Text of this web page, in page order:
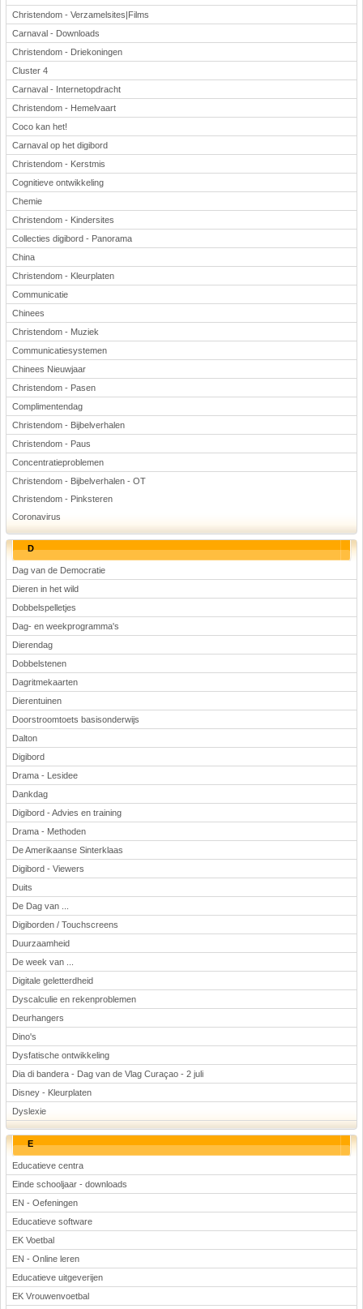
Christendom - Verzamelsites|Films
Carnaval - Downloads
Christendom - Driekoningen
Cluster 4
Carnaval - Internetopdracht
Christendom - Hemelvaart
Coco kan het!
Carnaval op het digibord
Christendom - Kerstmis
Cognitieve ontwikkeling
Chemie
Christendom - Kindersites
Collecties digibord - Panorama
China
Christendom - Kleurplaten
Communicatie
Chinees
Christendom - Muziek
Communicatiesystemen
Chinees Nieuwjaar
Christendom - Pasen
Complimentendag
Christendom - Bijbelverhalen
Christendom - Paus
Concentratieproblemen
Christendom - Bijbelverhalen - OT
Christendom - Pinksteren
Coronavirus
D
Dag van de Democratie
Dieren in het wild
Dobbelspelletjes
Dag- en weekprogramma's
Dierendag
Dobbelstenen
Dagritmekaarten
Dierentuinen
Doorstroomtoets basisonderwijs
Dalton
Digibord
Drama - Lesidee
Dankdag
Digibord - Advies en training
Drama - Methoden
De Amerikaanse Sinterklaas
Digibord - Viewers
Duits
De Dag van ...
Digiborden / Touchscreens
Duurzaamheid
De week van ...
Digitale geletterdheid
Dyscalculie en rekenproblemen
Deurhangers
Dino's
Dysfatische ontwikkeling
Dia di bandera - Dag van de Vlag Curaçao - 2 juli
Disney - Kleurplaten
Dyslexie
E
Educatieve centra
Einde schooljaar - downloads
EN - Oefeningen
Educatieve software
EK Voetbal
EN - Online leren
Educatieve uitgeverijen
EK Vrouwenvoetbal